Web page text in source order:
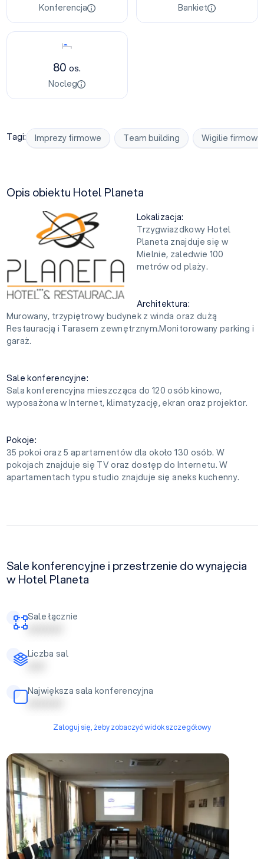
Konferencja Bankiet
Nocleg
80os.
Nocleg
Tagi: Imprezy firmowe Team building Wigilie firmowe
Opis obiektu Hotel Planeta
Lokalizacja:
Trzygwiazdkowy Hotel
Planeta znajduje się w
Mielnie, zaledwie 100
metrów od plaży.
Architektura:
Murowany, trzypiętrowy budynek z winda oraz dużą
Restauracją i Tarasem zewnętrznym.Monitorowany parking i
garaż.
Sale konferencyjne:
Sala konferencyjna mieszcząca do 120 osób kinowo,
wyposażona w Internet, klimatyzację, ekran oraz projektor.
Pokoje:
35 pokoi oraz 5 apartamentów dla około 130 osób. W
pokojach znajduje się TV oraz dostęp do Internetu. W
apartamentach typu studio znajduje się aneks kuchenny.
Sale konferencyjne i przestrzenie do wynajęcia
w Hotel Planeta
Sale łącznie
| | | | | | | | | |
Liczba sal
| | | | |
Największa sala konferencyjna
| | | | | | | | | |
Zaloguj się, żeby zobaczyć widok szczegółowy
Sala konferencjna